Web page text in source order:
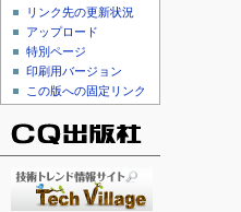
リンク先の更新状況
アップロード
特別ページ
印刷用バージョン
この版への固定リンク